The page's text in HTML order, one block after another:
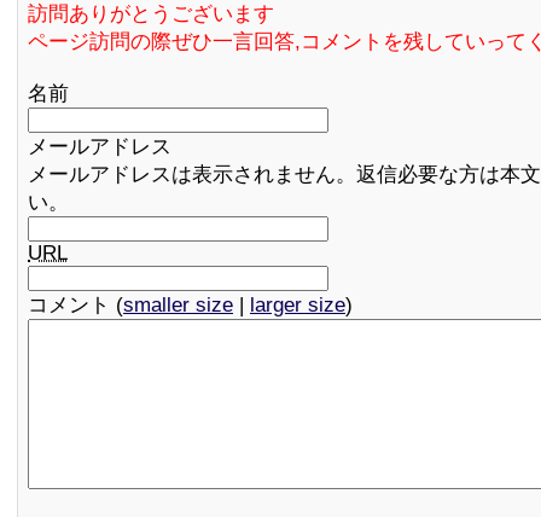
訪問ありがとうございます
ページ訪問の際ぜひ一言回答,コメントを残していって
名前
メールアドレス
メールアドレスは表示されません。返信必要な方は本
い。
URL
コメント (smaller size | larger size)